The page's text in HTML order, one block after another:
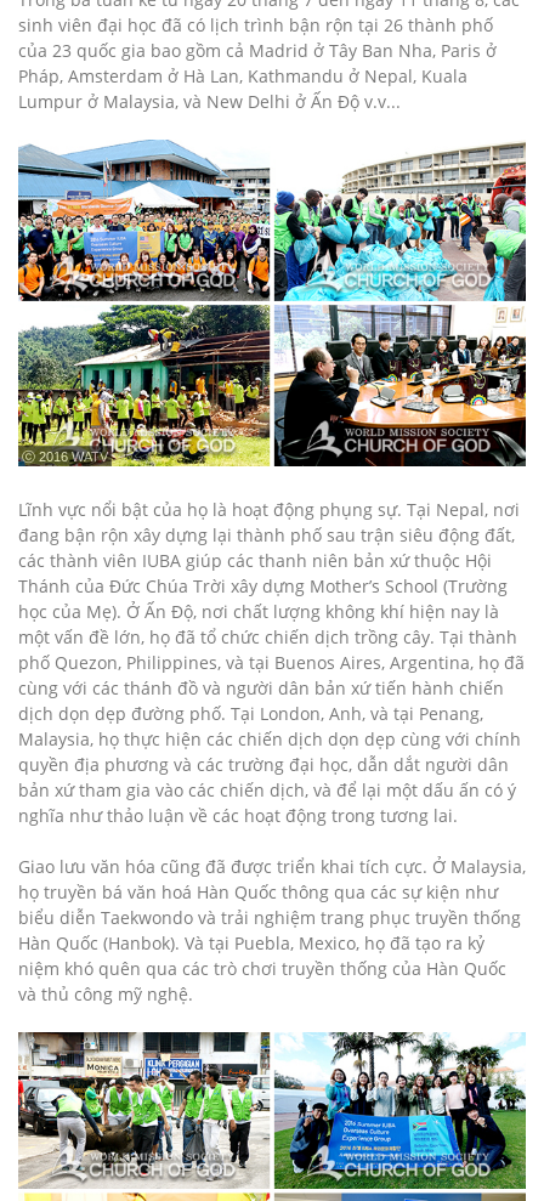
sinh viên đại học đã có lịch trình bận rộn tại 26 thành phố
của 23 quốc gia bao gồm cả Madrid ở Tây Ban Nha, Paris ở
Pháp, Amsterdam ở Hà Lan, Kathmandu ở Nepal, Kuala
Lumpur ở Malaysia, và New Delhi ở Ấn Độ v.v...
ⓒ 2016 WATV
Lĩnh vực nổi bật của họ là hoạt động phụng sự. Tại Nepal, nơi
đang bận rộn xây dựng lại thành phố sau trận siêu động đất,
các thành viên IUBA giúp các thanh niên bản xứ thuộc Hội
Thánh của Đức Chúa Trời xây dựng Mother’s School (Trường
học của Mẹ). Ở Ấn Độ, nơi chất lượng không khí hiện nay là
một vấn đề lớn, họ đã tổ chức chiến dịch trồng cây. Tại thành
phố Quezon, Philippines, và tại Buenos Aires, Argentina, họ đã
cùng với các thánh đồ và người dân bản xứ tiến hành chiến
dịch dọn dẹp đường phố. Tại London, Anh, và tại Penang,
Malaysia, họ thực hiện các chiến dịch dọn dẹp cùng với chính
quyền địa phương và các trường đại học, dẫn dắt người dân
bản xứ tham gia vào các chiến dịch, và để lại một dấu ấn có ý
nghĩa như thảo luận về các hoạt động trong tương lai.
Giao lưu văn hóa cũng đã được triển khai tích cực. Ở Malaysia,
họ truyền bá văn hoá Hàn Quốc thông qua các sự kiện như
biểu diễn Taekwondo và trải nghiệm trang phục truyền thống
Hàn Quốc (Hanbok). Và tại Puebla, Mexico, họ đã tạo ra kỷ
niệm khó quên qua các trò chơi truyền thống của Hàn Quốc
và thủ công mỹ nghệ.